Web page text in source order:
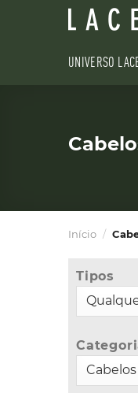
UNIVERSO
Início /
Tipos